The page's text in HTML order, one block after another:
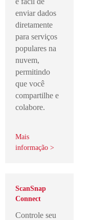
enviar dados
diretamente
para serviços
populares na
nuvem,
permitindo
que você
compartilhe e
colabore.
Mais
informação >
ScanSnap
Connect
Controle seu